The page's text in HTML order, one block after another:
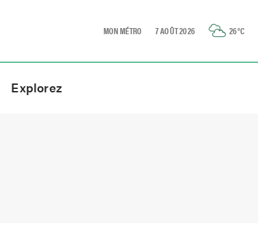
MON MÉTRO 7 AOÛT 2026 26°C
Explorez